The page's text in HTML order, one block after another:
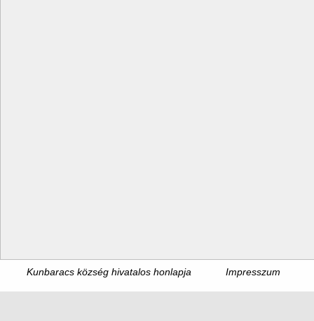
Kunbaracs község hivatalos honlapja Impresszum